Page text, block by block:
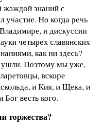
жаждой знаний с
Но когда речь
и дискуссии
четырех славянских
как ни здесь?
ушли. Поэтому мы уже,
вскоре
и Кия, и Щека, и
весть кого.
торжества?